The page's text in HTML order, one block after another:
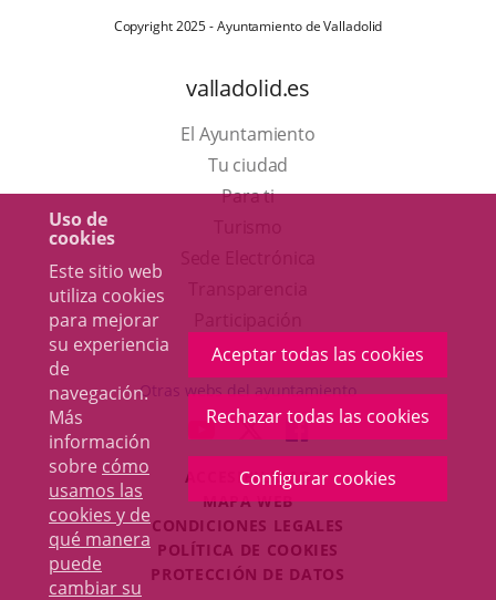
Uso de
cookies
Este sitio web
utiliza cookies
para mejorar
su experiencia
de
navegación.
Más
información
sobre cómo
usamos las
cookies y de
qué manera
puede
cambiar su
Aceptar todas las cookies
Rechazar todas las cookies
Configurar cookies
Copyright 2025 - Ayuntamiento de Valladolid
valladolid.es
El Ayuntamiento
Tu ciudad
Para ti
en
una
ventana
nueva.
aplicación
externa.
Otras webs del ayuntamiento
ENLACE
A
UNA
APLICACIÓN
EXTERNA.
ENLACE
A
UNA
APLICACIÓN
EXTERNA.
ENLACE
A
UNA
EXTERNA.
ACCESIBILIDAD
MAPA WEB
CONDICIONES LEGALES
POLÍTICA DE COOKIES
PROTECCIÓN DE DATOS